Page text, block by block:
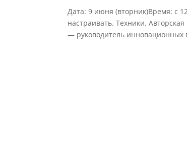
Дата: 9 июня (вторник)Время: с
настраивать. Техники.
— руководитель инновационных